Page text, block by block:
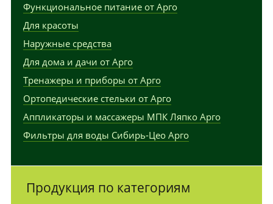
Функциональное питание от Арго
Для красоты
Наружные средства
Для дома и дачи от Арго
Тренажеры и приборы от Арго
Ортопедические стельки от Арго
Аппликаторы и массажеры МПК Ляпко Арго
Фильтры для воды Сибирь-Цео Арго
Продукция по категориям